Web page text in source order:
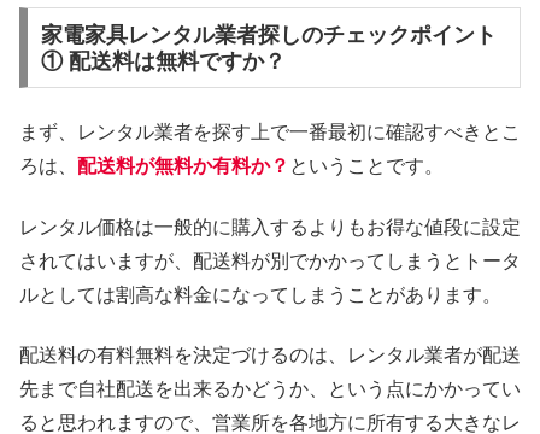
家電家具レンタル業者探しのチェックポイント
① 配送料は無料ですか？
まず、レンタル業者を探す上で一番最初に確認すべきとこ
ろは、 配送料が無料か有料か？ ということです。
レンタル価格は一般的に購入するよりもお得な値段に設定
されてはいますが、配送料が別でかかってしまうとトータ
ルとしては割高な料金になってしまうことがあります。
配送料の有料無料を決定づけるのは、レンタル業者が配送
先まで自社配送を出来るかどうか、という点にかかってい
ると思われますので、営業所を各地方に所有する大きなレ